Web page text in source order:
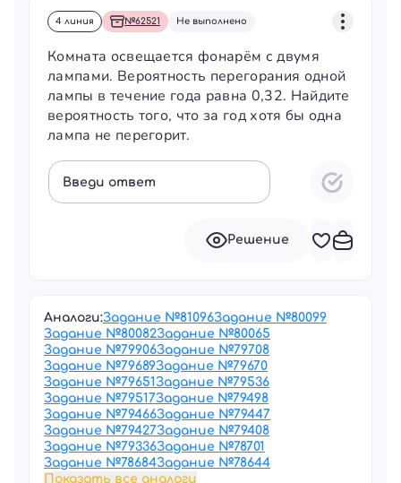
4 линия №62521 Не выполнено
Комната освещается фонарём с двумя
лампами. Вероятность перегорания одной
лампы в течение года равна 0,32. Найдите
вероятность того, что за год хотя бы одна
лампа не перегорит.
Введи ответ
Решение
Аналоги:Задание №81096Задание №80099
Задание №80082Задание №80065
Задание №79906Задание №79708
Задание №79689Задание №79670
Задание №79651Задание №79536
Задание №79517Задание №79498
Задание №79466Задание №79447
Задание №79427Задание №79408
Задание №79336Задание №78701
Задание №78684Задание №78644
Показать все аналоги